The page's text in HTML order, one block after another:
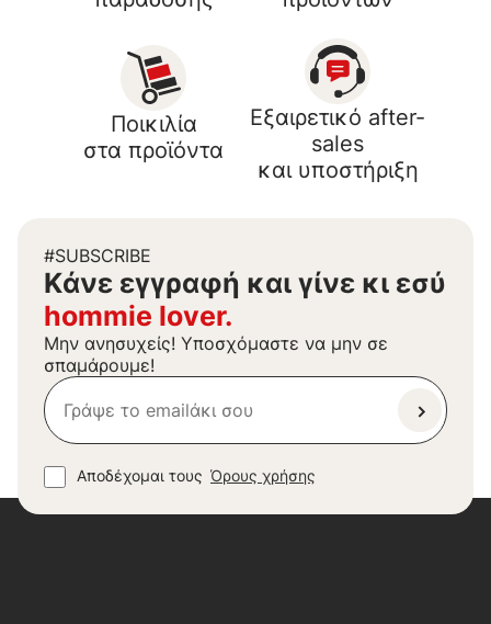
Ποικιλία
στα προϊόντα
Εξαιρετικό after-
sales
και υποστήριξη
#SUBSCRIBE
Kάνε εγγραφή και γίνε κι εσύ
hommie lover.
Μην ανησυχείς! Υποσχόμαστε να μην σε
σπαμάρουμε!
Αποδέχομαι τους Όρους χρήσης